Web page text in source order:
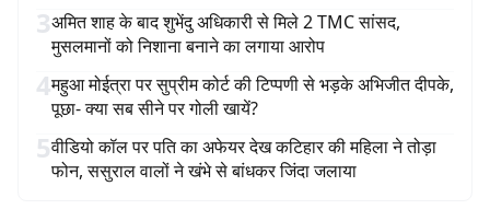
3अमित शाह के बाद शुभेंदु अधिकारी से मिले 2 TMC सांसद,
मुसलमानों को निशाना बनाने का लगाया आरोप
4महुआ मोईत्रा पर सुप्रीम कोर्ट की टिप्पणी से भड़के अभिजीत दीपके,
पूछा- क्या सब सीने पर गोली खायें?
5वीडियो कॉल पर पति का अफेयर देख कटिहार की महिला ने तोड़ा
फोन, ससुराल वालों ने खंभे से बांधकर जिंदा जलाया